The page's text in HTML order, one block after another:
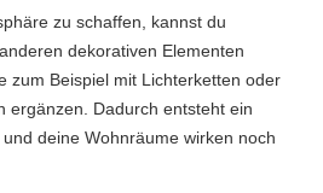
zu schaffen, kannst du
dekorativen Elementen
zum Beispiel mit Lichterketten oder
ergänzen. Dadurch entsteht ein
deine Wohnräume wirken noch